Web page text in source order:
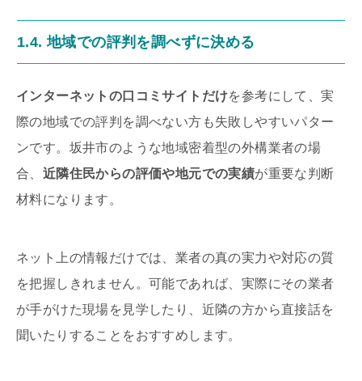
1.4. 地域での評判を調べずに決める
インターネットの口コミサイトだけを参考にして、実
際の地域での評判を調べない方も失敗しやすいパター
ンです。坂井市のような地域密着型の外構業者の場
合、 近隣住民からの評価や地元での実績が重要な判断
材料になります。
ネット上の情報だけでは、業者の真の実力や対応の質
を把握しきれません。可能であれば、実際にその業者
が手がけた現場を見学したり、近隣の方から直接話を
聞いたりすることをおすすめします。